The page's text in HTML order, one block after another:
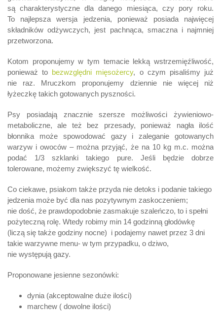
są charakterystyczne dla danego miesiąca, czy pory roku.
To najlepsza wersja jedzenia, ponieważ posiada najwięcej
składników odżywczych, jest pachnąca, smaczna i najmniej
przetworzona.
Kotom proponujemy w tym temacie lekką wstrzemięźliwość,
ponieważ to bezwzględni mięsożercy, o czym pisaliśmy już
nie raz. Mruczkom proponujemy dziennie nie więcej niż
łyżeczkę takich gotowanych pyszności.
Psy posiadają znacznie szersze możliwości żywieniowo-
metaboliczne, ale też bez przesady, ponieważ nagła ilość
błonnika może spowodować gazy i zaleganie gotowanych
warzyw i owoców – można przyjąć, że na 10 kg m.c. można
podać 1/3 szklanki takiego pure. Jeśli będzie dobrze
tolerowane, możemy zwiększyć tę wielkość.
Co ciekawe, psiakom także przyda nie detoks i podanie takiego
jedzenia może być dla nas pozytywnym zaskoczeniem;
nie dość, że prawdopodobnie zasmakuje szaleńczo, to i spełni
pożyteczną rolę. Wtedy robimy min 14 godzinną głodówkę
(liczą się także godziny nocne) i podajemy nawet przez 3 dni
takie warzywne menu- w tym przypadku, o dziwo,
nie występują gazy.
Proponowane jesienne sezonówki:
dynia (akceptowalne duże ilości)
marchew ( dowolne ilości)